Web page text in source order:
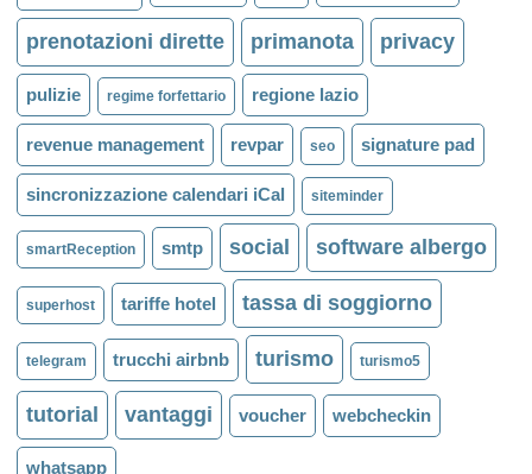
prenotazioni dirette primanota privacy
pulizie regime forfettario regione lazio
revenue management revpar seo signature pad
sincronizzazione calendari iCal siteminder
smartReception smtp social software albergo
superhost tariffe hotel tassa di soggiorno
telegram trucchi airbnb turismo turismo5
tutorial vantaggi voucher webcheckin
whatsapp